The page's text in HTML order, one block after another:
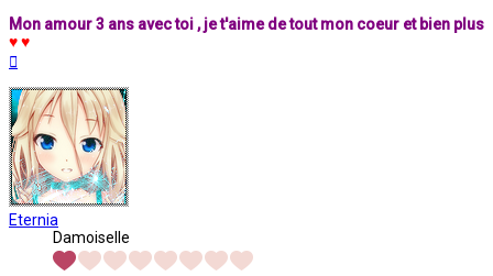
Mon amour 3 ans avec toi , je t'aime de tout mon coeur et bien plus
♥ ♥
Eternia
Damoiselle